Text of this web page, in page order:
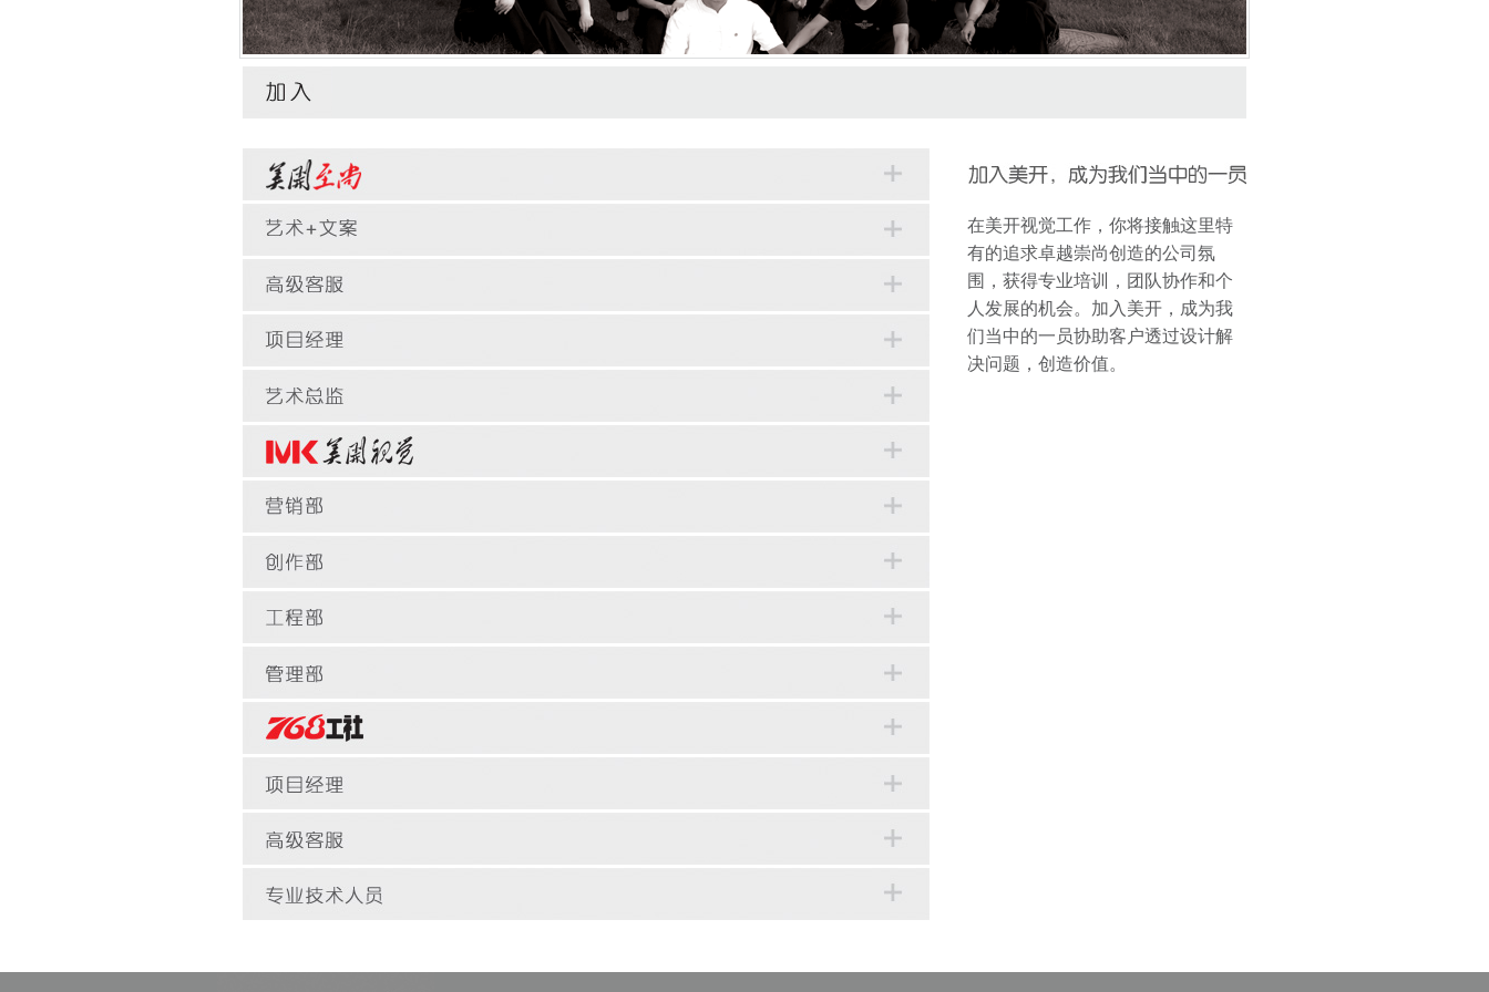
在美开视觉工作，你将接触这里特
有的追求卓越崇尚创造的公司氛
围，获得专业培训，团队协作和个
人发展的机会。加入美开，成为我
们当中的一员协助客户透过设计解
决问题，创造价值。